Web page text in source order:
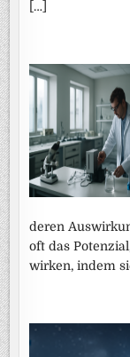
[…]
deren
oft das
wirken, indem